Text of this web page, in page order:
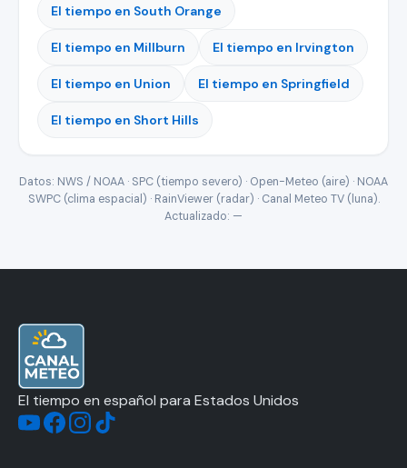
El tiempo en South Orange
El tiempo en Millburn El tiempo en Irvington
El tiempo en Union El tiempo en Springfield
El tiempo en Short Hills
Datos: NWS / NOAA · SPC (tiempo severo) · Open-Meteo (aire) · NOAA
SWPC (clima espacial) · RainViewer (radar) · Canal Meteo TV (luna).
Actualizado: —
El tiempo en español para Estados Unidos